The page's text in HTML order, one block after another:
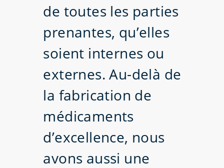
de toutes les parties
prenantes, qu’elles
soient internes ou
externes. Au-delà de
la fabrication de
médicaments
d’excellence, nous
avons aussi une